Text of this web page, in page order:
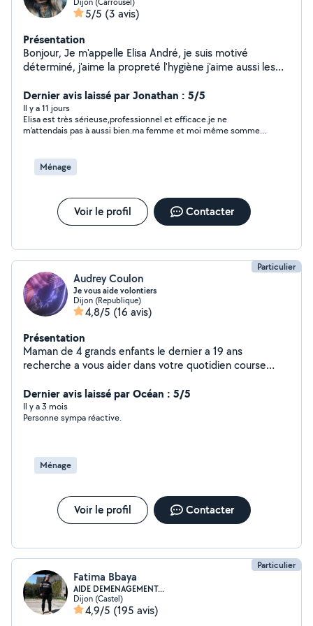
5/5 (3 avis)
Présentation
Bonjour, Je m'appelle Elisa André, je suis motivé
déterminé, j'aime la propreté l'hygiène j'aime aussi les
quelques mots ma présentation. Merci
Dernier avis laissé par Jonathan : 5/5
Il y a 11 jours
Elisa est très sérieuse,professionnel et efficace.je ne
m’attendais pas à aussi bien.ma femme et moi même sommes
Ménage
Voir le profil Contacter
Particulier
Audrey Coulon
Je vous aide volontiers
Dijon (Republique)
4,8/5 (16 avis)
Présentation
Maman de 4 grands enfants le dernier a 19 ans
recherche a vous aider dans votre quotidien course
mettre mes compétences acquises lors de ma vie de
maman solo au profit de chacun astuce système d force
pour porter et déménager ( 20 déménagements au
ne peux exiger un tarif étant non professionnel C'est le
côté humain avant tout j'habite Dijon et me déplace en
Dernier avis laissé par Océan : 5/5
Il y a 3 mois
Personne sympa réactive.
Ménage
Voir le profil Contacter
Particulier
Fatima Bbaya
AIDE DEMENAGEMENT...
Dijon (Castel)
4,9/5 (195 avis)